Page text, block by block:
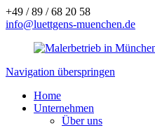
+49 / 89 / 68 20 58
info@luettgens-muenchen.de
Navigation überspringen
Home
Unternehmen
Über uns